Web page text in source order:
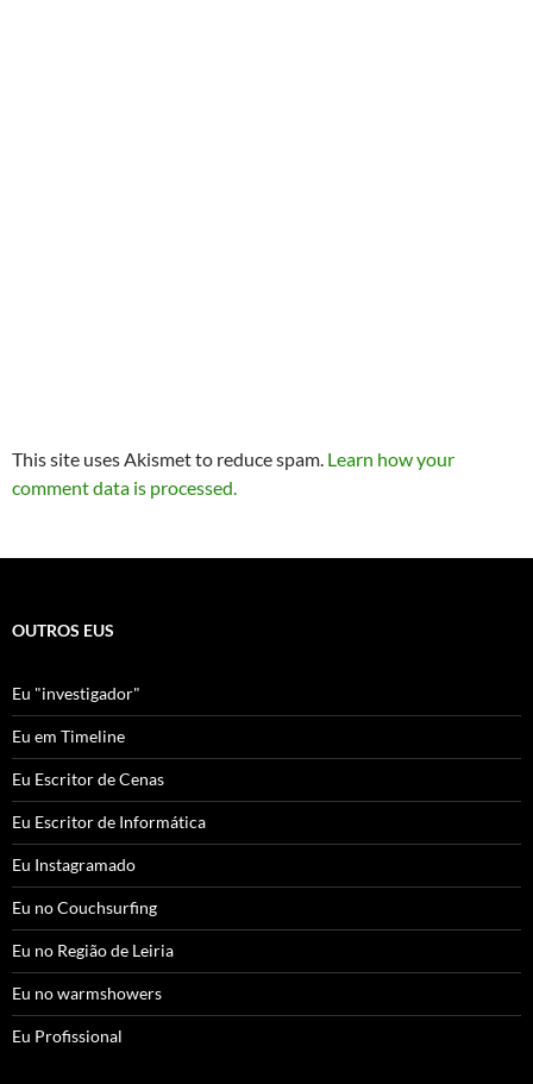
This site uses Akismet to reduce spam. Learn how your
comment data is processed.
OUTROS EUS
Eu "investigador"
Eu em Timeline
Eu Escritor de Cenas
Eu Escritor de Informática
Eu Instagramado
Eu no Couchsurfing
Eu no Região de Leiria
Eu no warmshowers
Eu Profissional